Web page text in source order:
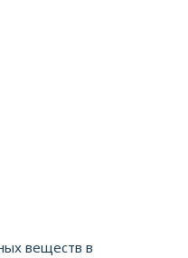
веществ в